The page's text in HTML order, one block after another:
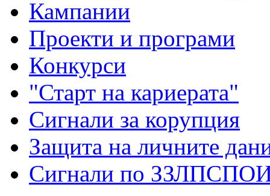
Кампании
Проекти и програми
Конкурси
"Старт на кариерата"
Сигнали за корупция
Защита на личните
Сигнали по